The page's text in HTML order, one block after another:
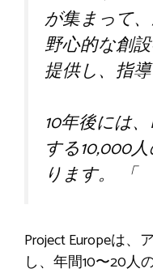
が集まって
野心的な創
提供し、指導
10年後には
する10,000
ります。 「
Project Europeは
し、年間10〜20人